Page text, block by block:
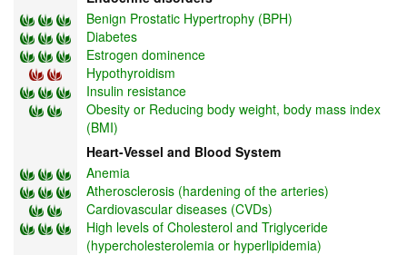
Benign Prostatic Hypertrophy (BPH)
Diabetes
Estrogen dominence
Hypothyroidism
Insulin resistance
Obesity or Reducing body weight, body mass index
(BMI)
Heart-Vessel and Blood System
Anemia
Atherosclerosis (hardening of the arteries)
Cardiovascular diseases (CVDs)
High levels of Cholesterol and Triglyceride
(hypercholesterolemia or hyperlipidemia)